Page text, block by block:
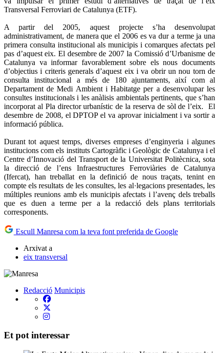
Transversal Ferroviari de Catalunya (ETF).
A partir del 2005, aquest projecte s’ha desenvolupat
administrativament, de manera que el 2006 es va dur a terme ja una
primera consulta institucional als municipis i comarques afectats pel
pas d’aquest eix. El desembre de 2007 la Comissió d’Urbanisme de
Catalunya va informar favorablement sobre els nous documents
d’objectius i criteris generals d’aquest eix i va obrir un nou torn de
consulta institucional a més de 180 ajuntaments, així com al
Departament de Medi Ambient i Habitatge per a desenvolupar les
consultes institucionals i les anàlisis ambientals pertinents, que s’han
incorporat al Pla director urbanístic de la reserva de sòl de l’eix. El
desembre de 2008, el DPTOP el va aprovar inicialment i va sortir a
informació pública.
Durant tot aquest temps, diverses empreses d’enginyeria i algunes
institucions com els instituts Cartogràfic i Geològic de Catalunya i el
Centre d’Innovació del Transport de la Universitat Politècnica, sota
la direcció de l’ens Infraestructures Ferroviàries de Catalunya
(Ifercat), han treballat en la definició de nous traçats, tenint en
compte els resultats de les consultes, les al·legacions presentades, les
múltiples reunions amb els municipis afectats i l’avenç dels treballs
que es duen a terme per a la redacció dels plans territorials
corresponents.
Escull Manresa com la teva font preferida de Google
Arxivat a
eix transversal
Redacció Municipis
Et pot interessar